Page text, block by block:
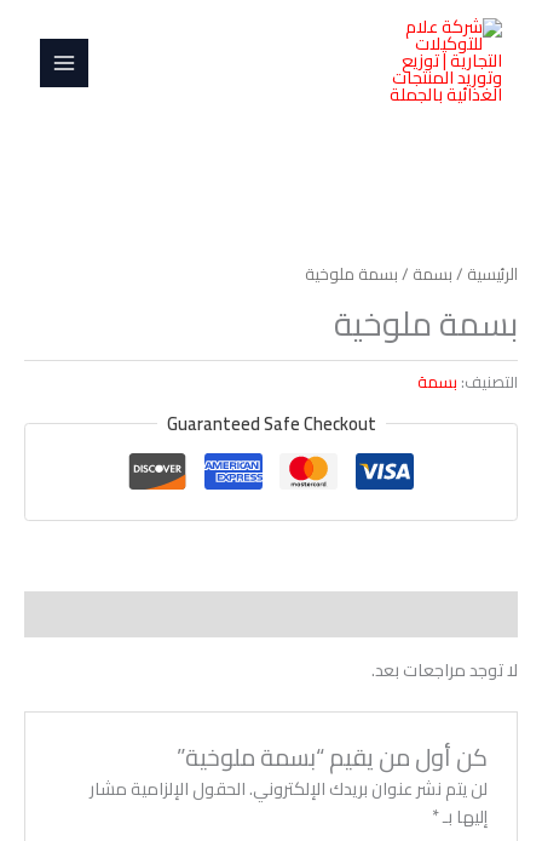
المحتوى
MENU
الرئيسية /بسمة / بسمة ملوخية
بسمة ملوخية
التصنيف: بسمة
Guaranteed Safe Checkout
لا توجد مراجعات بعد.
كن أول من يقيم “بسمة ملوخية”
لن يتم نشر عنوان بريدك الإلكتروني.الحقول الإلزامية مشار
إليها بـ*